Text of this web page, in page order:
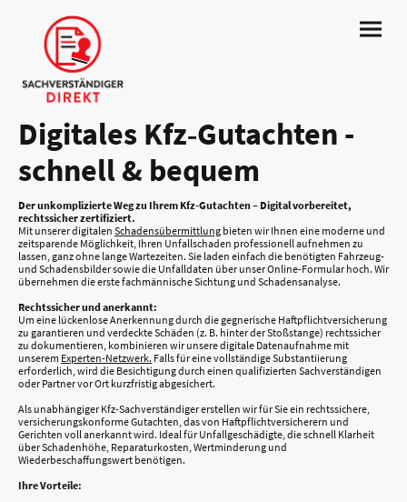
Digitales Kfz‑Gutachten -
schnell & bequem
Der unkomplizierte Weg zu Ihrem Kfz-Gutachten – Digital vorbereitet,
rechtssicher zertifiziert.
Mit unserer digitalen Schadensübermittlung bieten wir Ihnen eine moderne und
zeitsparende Möglichkeit, Ihren Unfallschaden professionell aufnehmen zu
lassen, ganz ohne lange Wartezeiten. Sie laden einfach die benötigten Fahrzeug-
und Schadensbilder sowie die Unfalldaten über unser Online-Formular hoch. Wir
übernehmen die erste fachmännische Sichtung und Schadensanalyse.
Rechtssicher und anerkannt:
Um eine lückenlose Anerkennung durch die gegnerische Haftpflichtversicherung
zu garantieren und verdeckte Schäden (z. B. hinter der Stoßstange) rechtssicher
zu dokumentieren, kombinieren wir unsere digitale Datenaufnahme mit
unserem Experten-Netzwerk. Falls für eine vollständige Substantiierung
erforderlich, wird die Besichtigung durch einen qualifizierten Sachverständigen
oder Partner vor Ort kurzfristig abgesichert.
Als unabhängiger Kfz-Sachverständiger erstellen wir für Sie ein rechtssichere,
versicherungskonforme Gutachten, das von Haftpflichtversicherern und
Gerichten voll anerkannt wird. Ideal für Unfallgeschädigte, die schnell Klarheit
über Schadenhöhe, Reparaturkosten, Wertminderung und
Wiederbeschaffungswert benötigen.
Ihre Vorteile: